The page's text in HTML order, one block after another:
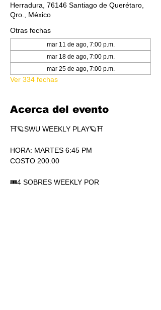
Herradura, 76146 Santiago de Querétaro,
Qro., México
Otras fechas
mar 11 de ago, 7:00 p.m.
mar 18 de ago, 7:00 p.m.
mar 25 de ago, 7:00 p.m.
Ver 334 fechas
Acerca del evento
⛩🪐SWU WEEKLY PLAY🪐⛩
HORA: MARTES 6:45 PM
COSTO 200.00
🎟4 SOBRES WEEKLY POR